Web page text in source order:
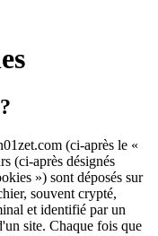
(ci-après le «
(ci-après désignés
») sont déposés sur
souvent crypté,
et identifié par un
site. Chaque fois que